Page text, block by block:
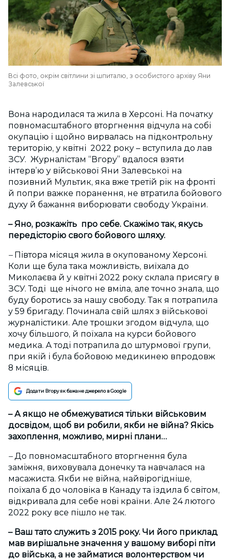
Всі фото, окрім світлини зі шпиталю, з особистого архіву Яни
Залевської
Вона народилася та жила в Херсоні. На початку
повномасштабного вторгнення відчула на собі
окупацію і щойно вирвалась на підконтрольну
територію, у квітні 2022 року – вступила до лав
ЗСУ. Журналістам “Вгору” вдалося взяти
інтерв’ю у військової Яни Залевської на
позивний Мультик, яка вже третій рік на фронті
й попри важке поранення, не втратила бойового
духу й бажання виборювати свободу України.
– Яно, розкажіть про себе. Скажімо так, якусь
передісторію свого бойового шляху.
– Півтора місяця жила в окупованому Херсоні.
Коли ще була така можливість, виїхала до
Миколаєва й у квітні 2022 року склала присягу в
ЗСУ. Тоді ще нічого не вміла, але точно знала, що
буду боротись за нашу свободу. Так я потрапила
у 59 бригаду. Починала свій шлях з військової
журналістики. Але трошки згодом відчула, що
хочу більшого, й поїхала на курси бойового
медика. А тоді потрапила до штурмової групи,
при якій і була бойовою медикинею впродовж
8 місяців.
Додати Вгору як бажане джерело в Google
– А якщо не обмежуватися тільки військовим
досвідом, щоб ви робили, якби не війна? Якісь
захоплення, можливо, мирні плани…
–До повномасштабного вторгнення була
заміжня, виховувала донечку та навчалася на
масажиста. Якби не війна, найвірогідніше,
поїхала б до чоловіка в Канаду та їздила б світом,
відкривала для себе нові країни. Але 24 лютого
2022 року все пішло не так.
– Ваш тато служить з 2015 року. Чи його приклад
мав вирішальне значення у вашому виборі піти
до війська, а не займатися волонтерством чи